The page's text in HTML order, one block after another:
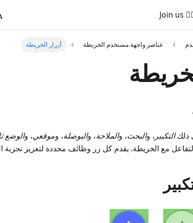
🚵‍♂️
عناصر واجهة مستخدم الخريطة أزرار الخريطة
ذلكالتكبير ، والبحث، والملاحة، والبوصلة، وموقعي، والوضع
مع الخريطة. يقدم كل زر وظائف محددة لتعزيز تجربة